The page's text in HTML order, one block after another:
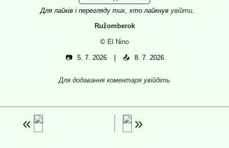
Для лайків і перегляду тих, хто лайкнув увійти.
Ružomberok
© El Nino
📷 5. 7. 2026 📤 8. 7. 2026
Для додавання коментаря увійдіть